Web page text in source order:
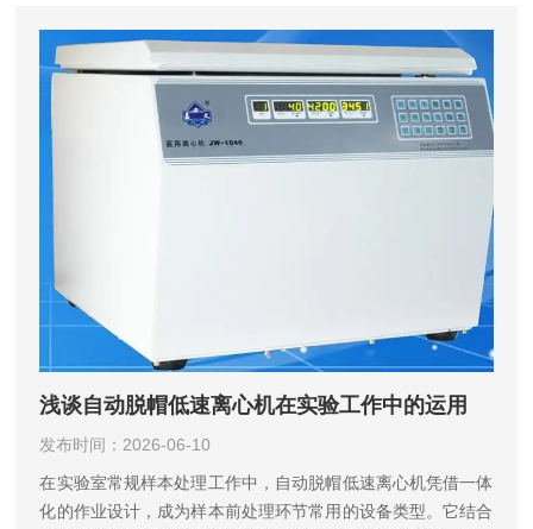
浅谈自动脱帽低速离心机在实验工作中的运用
发布时间：2026-06-10
在实验室常规样本处理工作中，自动脱帽低速离心机凭借一体
化的作业设计，成为样本前处理环节常用的设备类型。它结合